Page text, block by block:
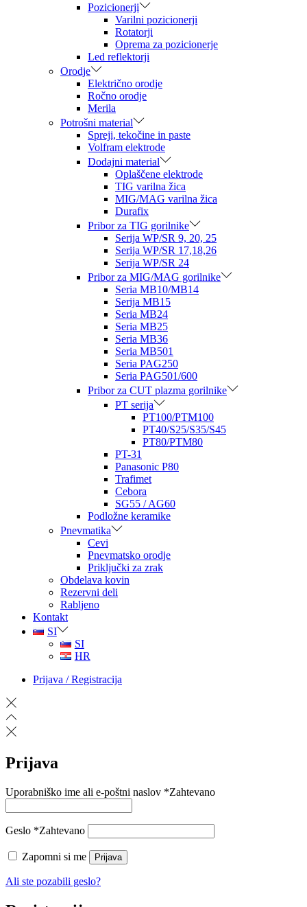
Pozicionerji
Varilni pozicionerji
Rotatorji
Oprema za pozicionerje
Led reflektorji
Orodje
Električno orodje
Ročno orodje
Merila
Potrošni material
Spreji, tekočine in paste
Volfram elektrode
Dodajni material
Oplaščene elektrode
TIG varilna žica
MIG/MAG varilna žica
Durafix
Pribor za TIG gorilnike
Serija WP/SR 9, 20, 25
Serija WP/SR 17,18,26
Serija WP/SR 24
Pribor za MIG/MAG gorilnike
Seria MB10/MB14
Serija MB15
Seria MB24
Seria MB25
Seria MB36
Seria MB501
Seria PAG250
Seria PAG501/600
Pribor za CUT plazma gorilnike
PT serija
PT100/PTM100
PT40/S25/S35/S45
PT80/PTM80
PT-31
Panasonic P80
Trafimet
Cebora
SG55 / AG60
Podložne keramike
Pnevmatika
Cevi
Pnevmatsko orodje
Priključki za zrak
Obdelava kovin
Rezervni deli
Rabljeno
Kontakt
SI
SI
HR
Prijava / Registracija
Prijava
Uporabniško ime ali e-poštni naslov *Zahtevano
Geslo *Zahtevano
Zapomni si me Prijava
Ali ste pozabili geslo?